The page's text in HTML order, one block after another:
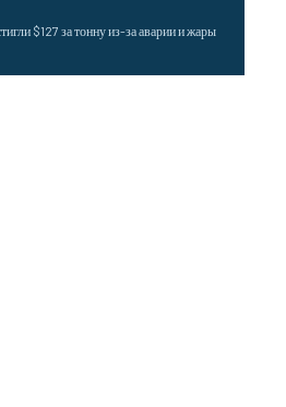
$127 за тонну из-за аварии и жары